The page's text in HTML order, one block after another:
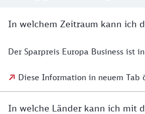
In welchem Zeitraum kann ich
Der Sparpreis Europa Business ist
Diese Information in neuem Tab
In welche Länder kann ich mit